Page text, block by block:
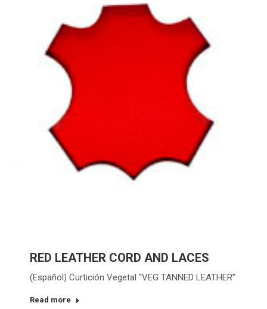
RED LEATHER CORD AND LACES
(Español) Curtición Vegetal “VEG TANNED LEATHER”
Read more